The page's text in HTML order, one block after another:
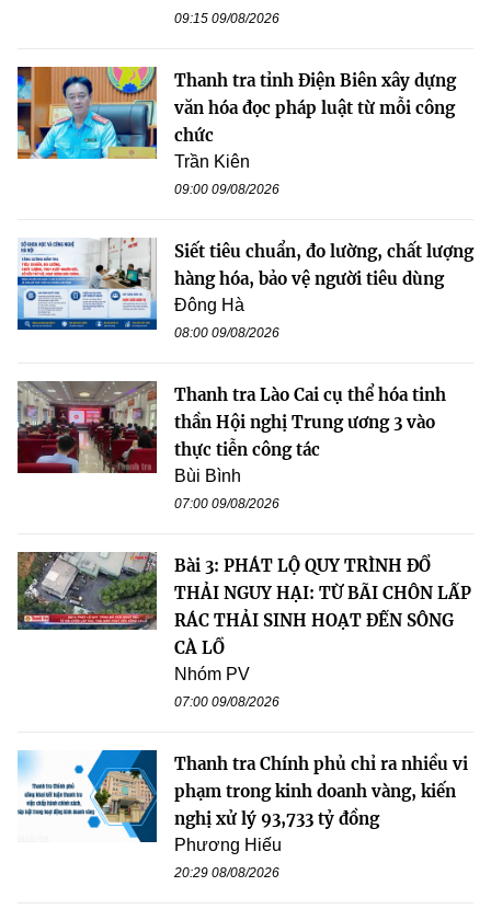
09:15 09/08/2026
Thanh tra tỉnh Điện Biên xây dựng
văn hóa đọc pháp luật từ mỗi công
chức
Trần Kiên
09:00 09/08/2026
Siết tiêu chuẩn, đo lường, chất lượng
hàng hóa, bảo vệ người tiêu dùng
Đông Hà
08:00 09/08/2026
Thanh tra Lào Cai cụ thể hóa tinh
thần Hội nghị Trung ương 3 vào
thực tiễn công tác
Bùi Bình
07:00 09/08/2026
Bài 3: PHÁT LỘ QUY TRÌNH ĐỔ
THẢI NGUY HẠI: TỪ BÃI CHÔN LẤP
RÁC THẢI SINH HOẠT ĐẾN SÔNG
CÀ LỒ
Nhóm PV
07:00 09/08/2026
Thanh tra Chính phủ chỉ ra nhiều vi
phạm trong kinh doanh vàng, kiến
nghị xử lý 93,733 tỷ đồng
Phương Hiếu
20:29 08/08/2026